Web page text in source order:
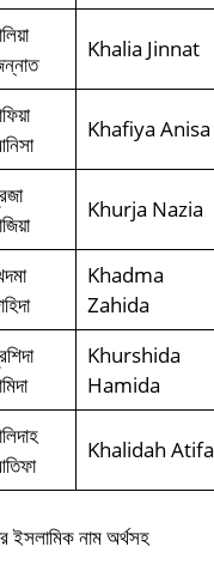
Khalia Jinnat
Khafiya Anisa
Khurja Nazia
Khadma
Zahida
Khurshida
Hamida
Khalidah Atifa
ইসলামিক নাম অর্থসহ